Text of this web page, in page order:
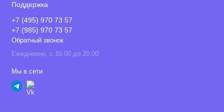
Поддержка
+7 (495) 970 73 57
+7 (985) 970 73 57
Обратный звонок
Ежедневно, с 10.00 до 20.00
Мы в сети